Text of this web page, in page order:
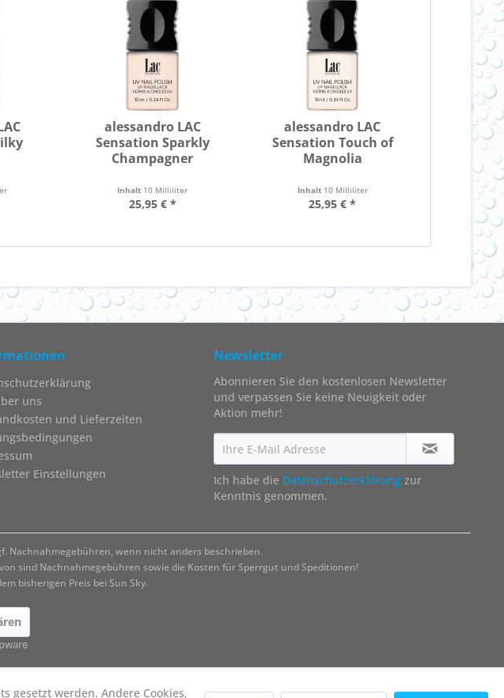
alessandro LAC
Sensation Sparkly
Champagner
Inhalt 10 Milliliter
25,95 € *
alessandro LAC
Sensation Touch of
Magnolia
Inhalt 10 Milliliter
25,95 € *
uns
und Lieferzeiten
Einstellungen
Newsletter
Abonnieren Sie den kostenlosen Newsletter
und verpassen Sie keine Neuigkeit oder
Aktion mehr!
Ich habe die Datenschutzerklärung zur
Kenntnis genommen.
Nachnahmegebühren, wenn nicht anders beschrieben.
sind Nachnahmegebühren sowie die Kosten für Sperrgut und Speditionen!
bisherigen Preis bei Sun Sky.
gesetzt werden. Andere Cookies,